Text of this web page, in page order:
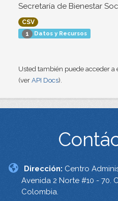
Secretaría de Bienestar
CSV
1 Datos y Recursos
Usted también puede acceder a
(ver API Docs).
Dirección: Centro
Avenida 2 Norte #10 - 70.
Colombia.